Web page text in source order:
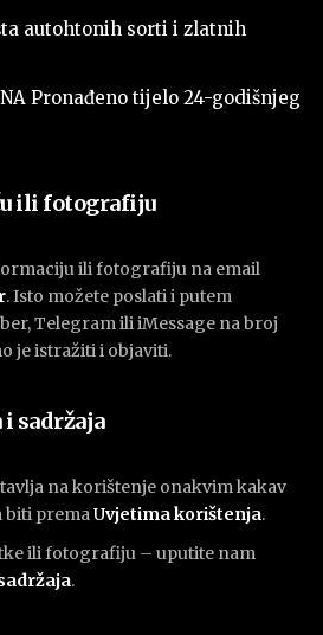
autohtonih sorti i zlatnih
Pronađeno tijelo 24-godišnjeg
ili fotografiju
ili fotografiju na email
. Isto možete poslati i putem
Telegram ili iMessage na broj
je istražiti i objaviti.
sadržaja
na korištenje onakvim kakav
biti premaUvjetima korištenja.
ili fotografiju – uputite nam
.